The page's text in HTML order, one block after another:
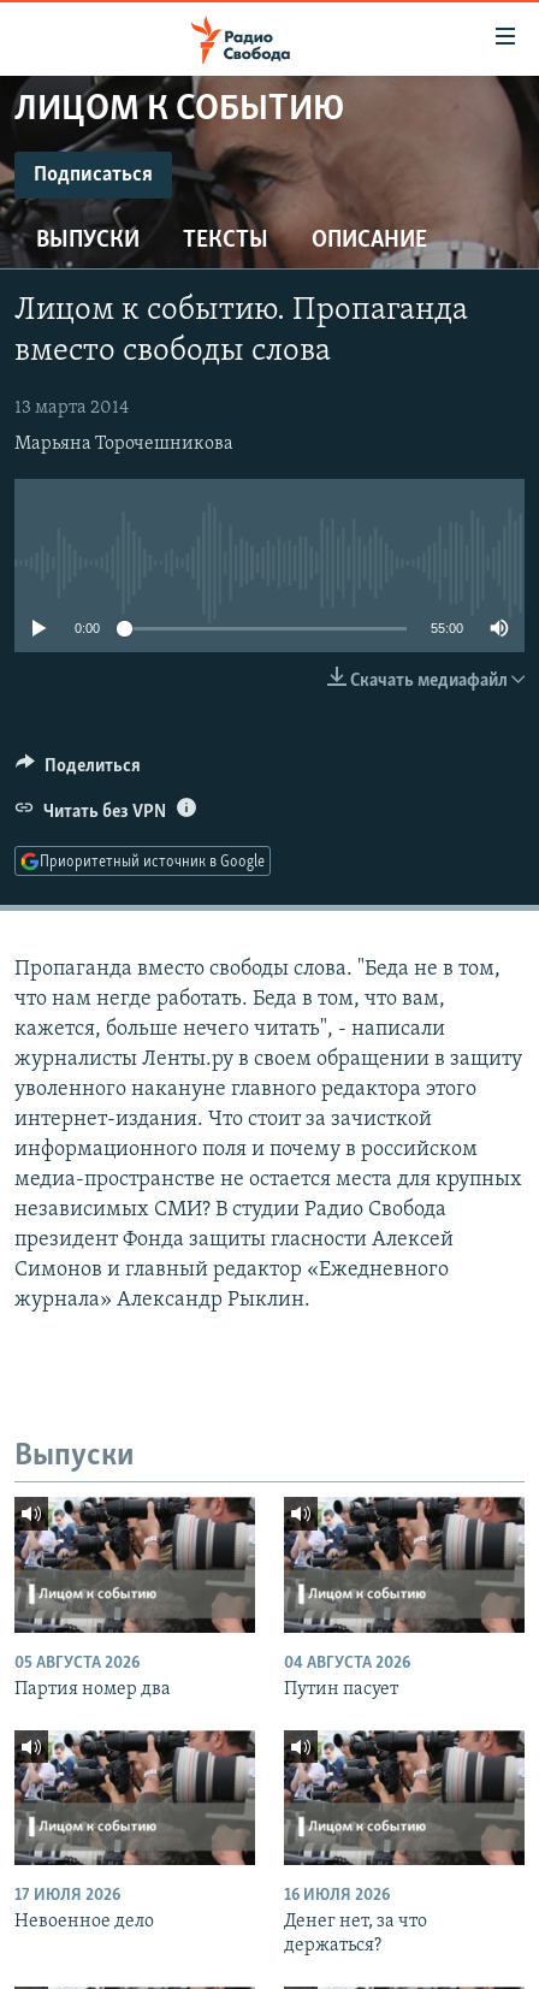
упрощенного
доступа
Вернуться
к
основному
содержанию
Вернутся
главной
Вернутся
поиску
ПРОГРАММЫ
ПОДКАСТЫ
АВТОРСКИЕ ПРОЕКТЫ
ЦИТАТЫ СВОБОДЫ
МНЕНИЯ
КУЛЬТУРА
КАВКАЗ.РЕАЛИИ
СЕВЕР.РЕАЛИИ
ЛИЦОМ К СОБЫТИЮ
Подписаться
ПОДПИСАТЬСЯ
Подписаться
ВЫПУСКИ ТЕКСТЫ ОПИСАНИЕ
Лицом к событию. Пропаганда
вместо свободы слова
13 марта 2014
Марьяна Торочешникова
0:00 55:00
Скачать медиафайл
Поделиться
Читать без VPN
Приоритетный источник в Google
Пропаганда вместо свободы слова. "Беда не в том,
что нам негде работать. Беда в том, что вам,
кажется, больше нечего читать", - написали
журналисты Ленты.ру в своем обращении в защиту
уволенного накануне главного редактора этого
интернет-издания. Что стоит за зачисткой
информационного поля и почему в российском
медиа-пространстве не остается места для крупных
независимых СМИ? В студии Радио Свобода
президент Фонда защиты гласности Алексей
Симонов и главный редактор «Ежедневного
журнала» Александр Рыклин.
Выпуски
05 АВГУСТА 2026
Партия номер два
04 АВГУСТА 2026
Путин пасует
17 ИЮЛЯ 2026
Невоенное дело
16 ИЮЛЯ 2026
Денег нет, за что
держаться?